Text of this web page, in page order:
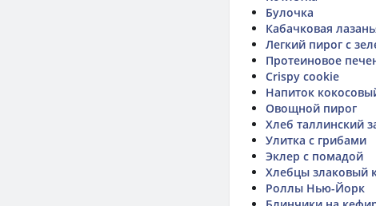
Булочка
Кабачковая
Легкий пирог с
Протеиновое
Crispy cookie
Напиток
Овощной пирог
Хлеб таллинский
Улитка с грибами
Эклер с помадой
Хлебцы злаковый
Роллы Нью-Йорк